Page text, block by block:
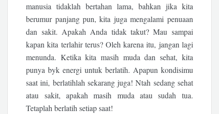
manusia tidaklah bertahan lama, bahkan jika kita
berumur panjang pun, kita juga mengalami penuaan
dan sakit. Apakah Anda tidak takut? Mau sampai
kapan kita terlahir terus? Oleh karena itu, jangan lagi
menunda. Ketika kita masih muda dan sehat, kita
punya byk energi untuk berlatih. Apapun kondisimu
saat ini, berlatihlah sekarang juga! Ntah sedang sehat
atau sakit, apakah masih muda atau sudah tua.
Tetaplah berlatih setiap saat!